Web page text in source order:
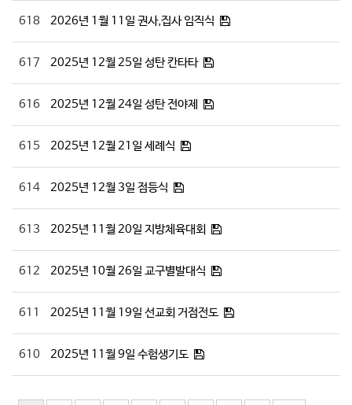
618 2026년 1월 11일 권사,집사 임직식
617 2025년 12월 25일 성탄 칸타타
616 2025년 12월 24일 성탄 전야제
615 2025년 12월 21일 세례식
614 2025년 12월 3일 점등식
613 2025년 11월 20일 지방체육대회
612 2025년 10월 26일 교구별발대식
611 2025년 11월 19일 선교회 거점전도
610 2025년 11월 9일 수험생기도